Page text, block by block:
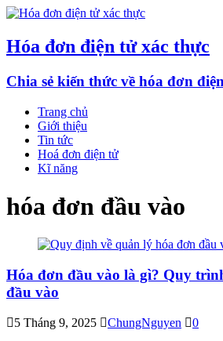
Hóa đơn điện tử xác thực
Chia sẻ kiến thức về hóa đơn
Trang chủ
Giới thiệu
Tin tức
Hoá đơn điện tử
Kĩ năng
hóa đơn đầu vào
Hóa đơn đầu vào là gì? Quy
đầu vào
5 Tháng 9, 2025 ChungNguyen
0